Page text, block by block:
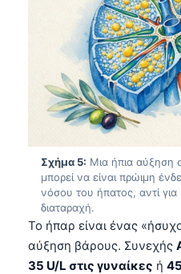
Σχήμα 5: Μια ήπια αύξηση
μπορεί να είναι πρώιμη
νόσου του ήπατος, αντί για
διαταραχή.
Το ήπαρ είναι ένας
αύξηση βάρους. Συνεχής
35 U/L στις γυναίκες ή
ಕನ್ನಡ
മലയാളം
Bahasa Melayu
Tiếng Việt
Tagalog
ไทย
ဗမာစာ
ភាសាខ្មែរ
Kiswahili
አማርኛ